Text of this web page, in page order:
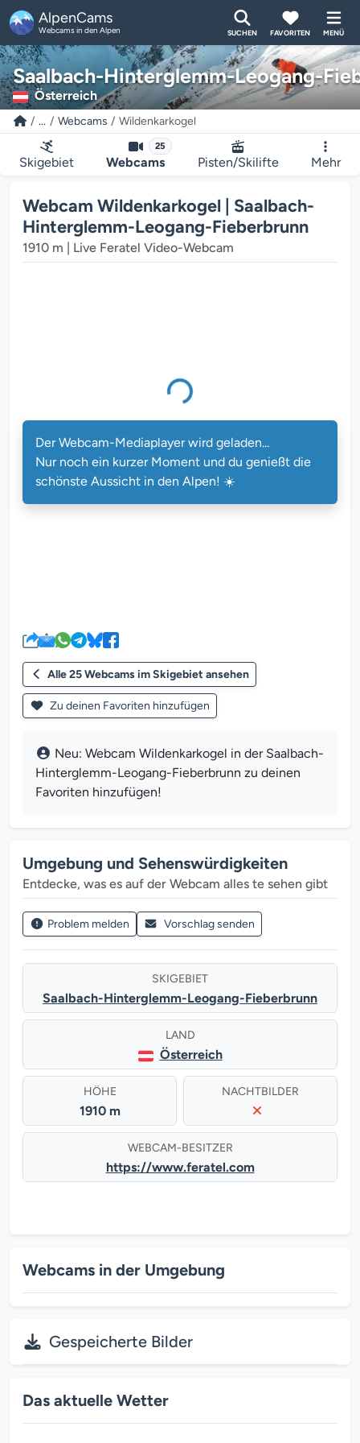
AlpenCams
Webcams in den Alpen SUCHEN FAVORITEN MENÜ
Saalbach-Hinterglemm-Leogang-
Österreich
... Webcams Wildenkarkogel
Skigebiet
25
Webcams Pisten/Skilifte Mehr
Webcam Wildenkarkogel | Saalbach-
Hinterglemm-Leogang-Fieberbrunn
1910 m | Live Feratel Video-Webcam
Der Webcam-Mediaplayer wird geladen...
Der Webcam-Mediaplayer wird geladen...
Nur noch ein kurzer Moment und du genießt die
schönste Aussicht in den Alpen! ☀️
Alle 25 Webcams im Skigebiet ansehen
Zu deinen Favoriten hinzufügen
Neu: Webcam Wildenkarkogel in der Saalbach-
Hinterglemm-Leogang-Fieberbrunn zu deinen
Favoriten hinzufügen!
Umgebung und Sehenswürdigkeiten
Entdecke, was es auf der Webcam alles te sehen gibt
Problem melden Vorschlag senden
SKIGEBIET
Saalbach-Hinterglemm-Leogang-Fieberbrunn
LAND
Österreich
HÖHE
1910 m
NACHTBILDER
WEBCAM-BESITZER
https://www.feratel.com
Webcams in der Umgebung
Gespeicherte Bilder
Das aktuelle Wetter